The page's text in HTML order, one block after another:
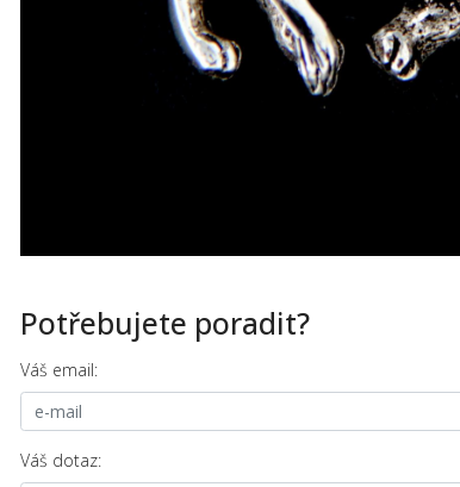
Potřebujete poradit?
Váš email:
Váš dotaz: